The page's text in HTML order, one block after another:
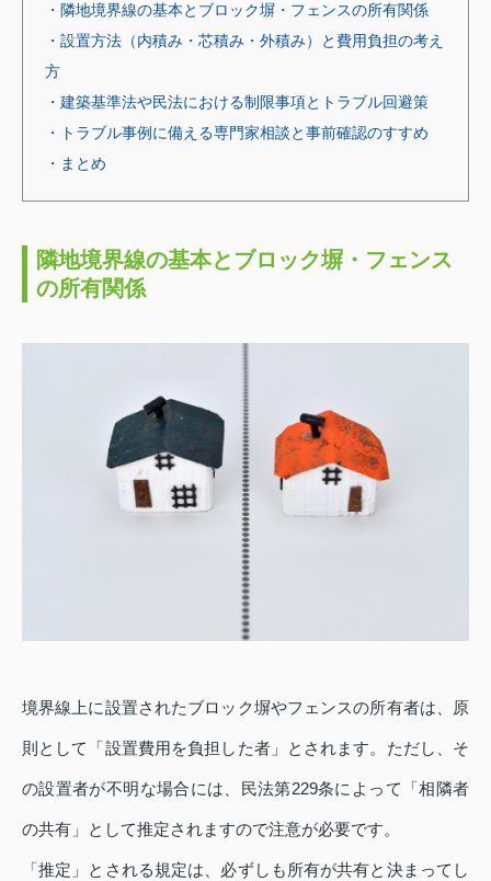
・隣地境界線の基本とブロック塀・フェンスの所有関係
・設置方法（内積み・芯積み・外積み）と費用負担の考え
方
・建築基準法や民法における制限事項とトラブル回避策
・トラブル事例に備える専門家相談と事前確認のすすめ
・まとめ
隣地境界線の基本とブロック塀・フェンス
の所有関係
境界線上に設置されたブロック塀やフェンスの所有者は、原
則として「設置費用を負担した者」とされます。ただし、そ
の設置者が不明な場合には、民法第229条によって「相隣者
の共有」として推定されますので注意が必要です。
「推定」とされる規定は、必ずしも所有が共有と決まってし